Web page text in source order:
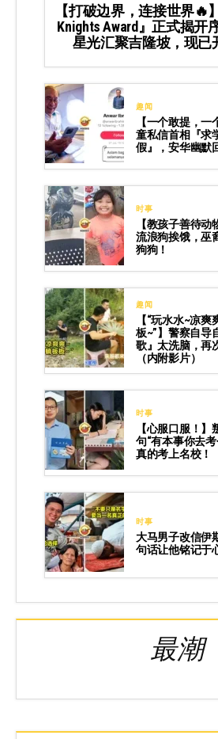
【打破边界，连接世界🔥
Knights Award』正式揭开
星光汇聚吉隆坡，现已
趣闻
【一个敢提，一
童私信首相『求
假』，安华幽默
时事
【教孩子善待
流浪狗挨饿，巫
狗狗！
趣闻
【“玩水水~凉
板~”】警察自导
歌』太洗脑，再
（内附影片）
时事
【心服口服！】
句“有本事你去
真的考上名校！
时事
大马男子改信伊
句话让他铭记于
最潮